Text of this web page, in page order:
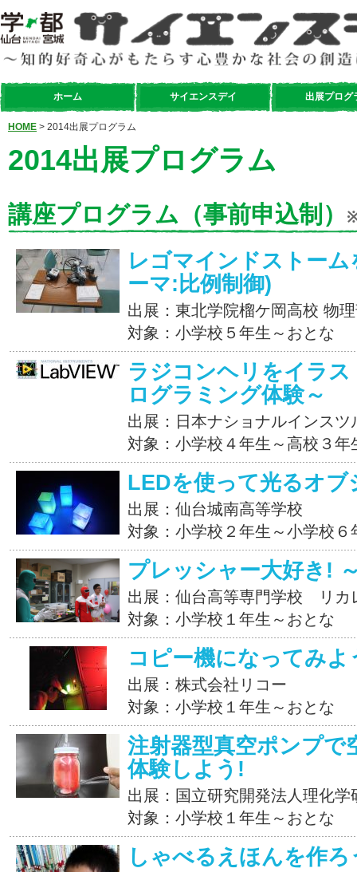
ホーム サイエンスデイ 出展プログ
HOME > 2014出展プログラム
2014出展プログラム
講座プログラム（事前申込制）
レゴマインドストー
ーマ:比例制御)
出展：東北学院榴ケ岡高校 物
対象：小学校５年生～おとな
ラジコンヘリをイラ
ログラミング体験～
出展：日本ナショナルインスツ
対象：小学校４年生～高校３年
LEDを使って光るオブ
出展：仙台城南高等学校
対象：小学校２年生～小学校６
プレッシャー大好き!
出展：仙台高等専門学校 リカ
対象：小学校１年生～おとな
コピー機になってみよ
出展：株式会社リコー
対象：小学校１年生～おとな
注射器型真空ポンプで
体験しよう!
出展：国立研究開発法人理化学
対象：小学校１年生～おとな
しゃべるえほんを作